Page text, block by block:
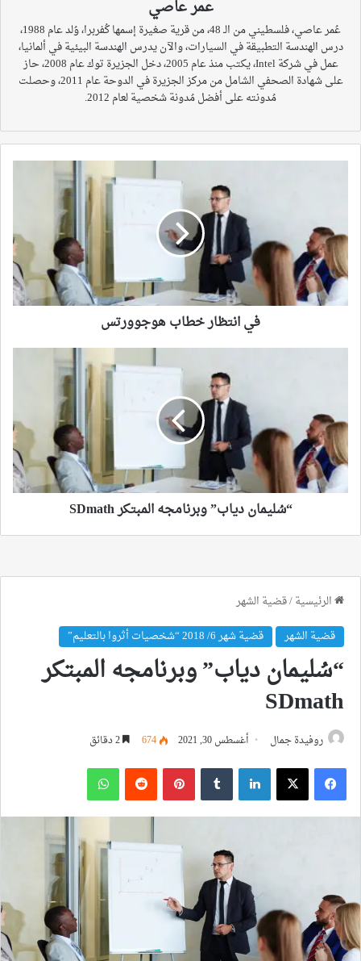
عمر عاصي
عُمر عاصي، فلسطيني من الـ 48، من قرية صغيرة إسمها كُفربرا، وُلد عام 1988،
درس الهندسة التطبيقة في السيارات، والآن يدرس الهندسة البيئية في ألمانيا،
عمل في شركة Intel، يكتب منذ عام 2005، دخل الجزيرة توك عام 2008، حاز
على شهادة الصحفي الشامل من مركز الجزيرة في الدوحة عام 2011، وحصلت
مُدونته على أفضل مُدونة شخصية لعام 2012.
في انتظار خطاب هوجوورتس
SDmath
“سُليمان دياب” وبرنامجه المبتكر SDmath